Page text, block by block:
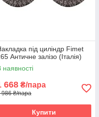
під циліндр Fimet
Античне залізо (Італія)
наявності
668 ₴/пара
986 ₴/пара
Купити